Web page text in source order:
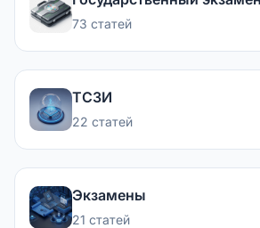
73 статей
ТСЗИ
22 статей
Экзамены
21 статей